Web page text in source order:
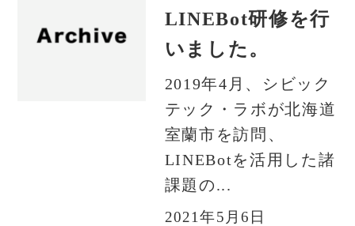
LINEBot研修を行
いました。
2019年4月、シビック
テック・ラボが北海道
室蘭市を訪問、
LINEBotを活用した諸
課題の...
2021年5月6日